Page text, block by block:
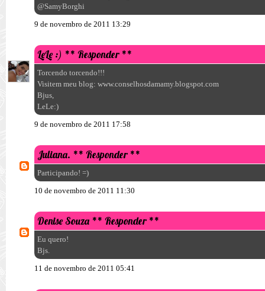
@SamyBorghi
9 de novembro de 2011 13:29
LeLe :) ** Responder **
Torcendo torcendo!!!
Visitem meu blog: www.conselhosdamamy.blogspot.com
Bjus,
LeLe:)
9 de novembro de 2011 17:58
Juliana. ** Responder **
Participando! =)
10 de novembro de 2011 11:30
Denise Souza ** Responder **
Eu quero!
Bjs.
11 de novembro de 2011 05:41